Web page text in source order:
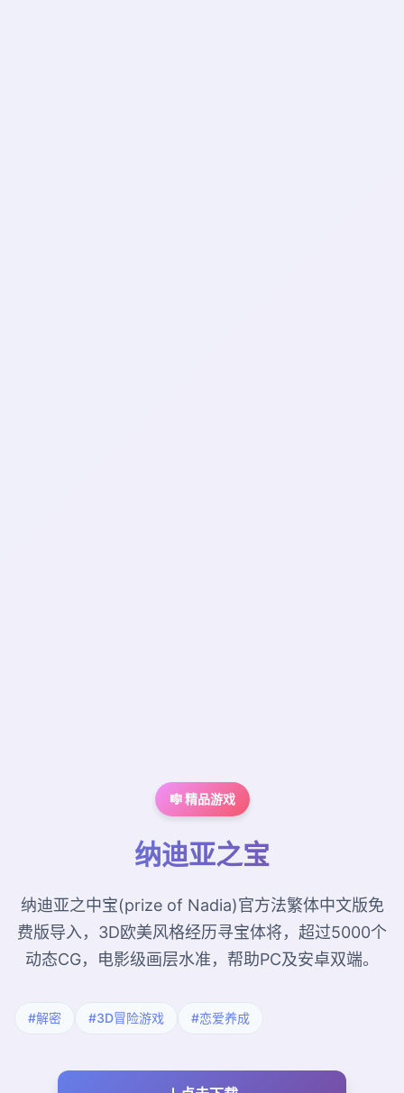
🎼 精品游戏
纳迪亚之宝
纳迪亚之中宝(prize of Nadia)官方法繁体中文版免
费版导入，3D欧美风格经历寻宝体将，超过5000个
动态CG，电影级画层水准，帮助PC及安卓双端。
#解密 #3D冒险游戏 #恋爱养成